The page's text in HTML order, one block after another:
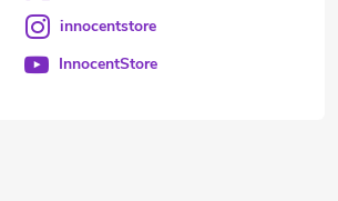
innocentstore
InnocentStore